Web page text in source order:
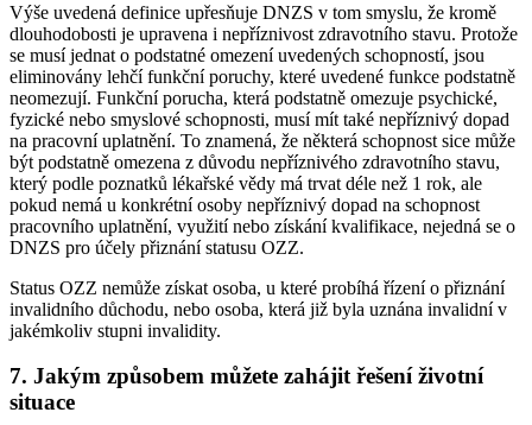
Výše uvedená definice upřesňuje DNZS v tom smyslu, že kromě
dlouhodobosti je upravena i nepříznivost zdravotního stavu. Protože
se musí jednat o podstatné omezení uvedených schopností, jsou
eliminovány lehčí funkční poruchy, které uvedené funkce podstatně
neomezují. Funkční porucha, která podstatně omezuje psychické,
fyzické nebo smyslové schopnosti, musí mít také nepříznivý dopad
na pracovní uplatnění. To znamená, že některá schopnost sice může
být podstatně omezena z důvodu nepříznivého zdravotního stavu,
který podle poznatků lékařské vědy má trvat déle než 1 rok, ale
pokud nemá u konkrétní osoby nepříznivý dopad na schopnost
pracovního uplatnění, využití nebo získání kvalifikace, nejedná se o
DNZS pro účely přiznání statusu OZZ.
Status OZZ nemůže získat osoba, u které probíhá řízení o přiznání
invalidního důchodu, nebo osoba, která již byla uznána invalidní v
jakémkoliv stupni invalidity.
7. Jakým způsobem můžete zahájit řešení životní
situace